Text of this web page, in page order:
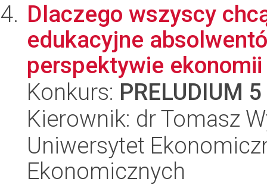
Dlaczego wszyscy
edukacyjne
perspektywie
Konkurs: PRELUDIUM 5
Kierownik: dr Tomasz
Uniwersytet
Ekonomicznych